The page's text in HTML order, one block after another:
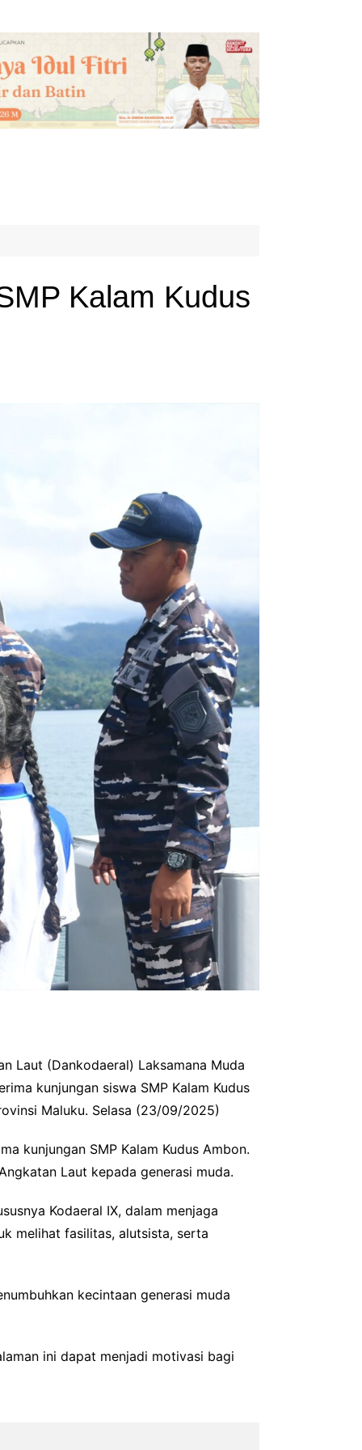
Kalam Kudus
Laut (Dankodaeral) Laksamana Muda
kunjungan siswa SMP Kalam Kudus
Maluku. Selasa (23/09/2025)
kunjungan SMP Kalam Kudus Ambon.
Laut kepada generasi muda.
Kodaeral IX, dalam menjaga
melihat fasilitas, alutsista, serta
kecintaan generasi muda
ini dapat menjadi motivasi bagi